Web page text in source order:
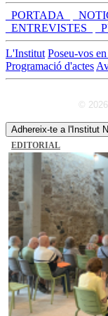
_PORTADA_
_ENTREVISTES_
L'Institut Poseu-vos
Programació d'actes
©
Adhereix-te a l'Institut
EDITORIAL